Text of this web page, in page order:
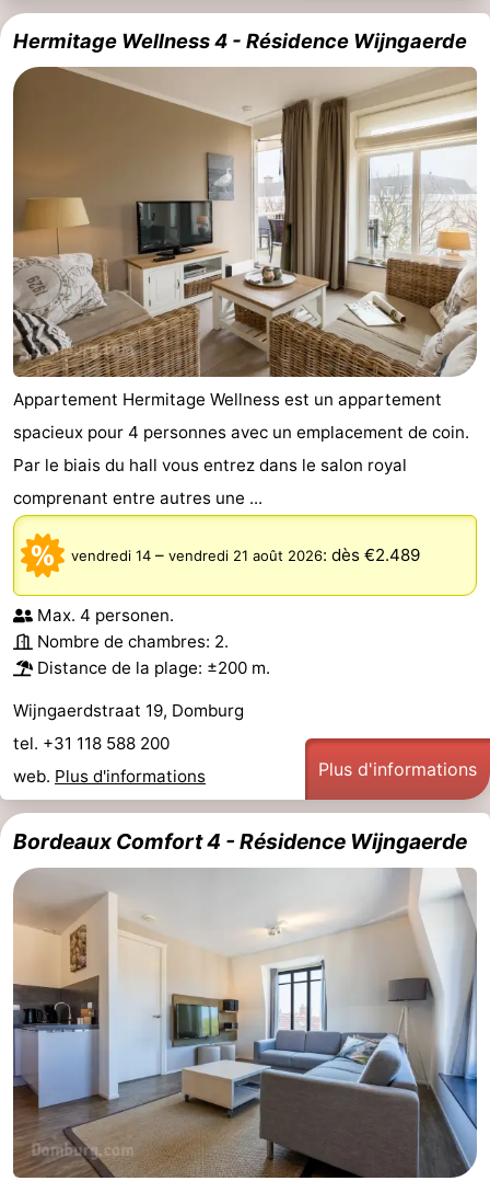
Hermitage Wellness 4 - Résidence Wijngaerde
Appartement Hermitage Wellness est un appartement
spacieux pour 4 personnes avec un emplacement de coin.
Par le biais du hall vous entrez dans le salon royal
comprenant entre autres une ...
vendredi 14 – vendredi 21 août 2026: dès €2.489
Max. 4 personen.
Nombre de chambres: 2.
Distance de la plage: ±200 m.
Wijngaerdstraat 19, Domburg
tel. +31 118 588 200
web. Plus d'informations Plus d'informations
Bordeaux Comfort 4 - Résidence Wijngaerde